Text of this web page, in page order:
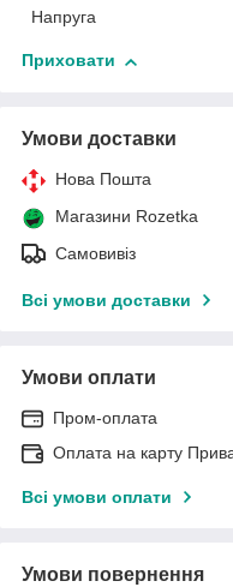
Напруга
Приховати
Умови доставки
Нова Пошта
Магазини Rozetka
Самовивіз
Всі умови доставки
Умови оплати
Пром-оплата
Оплата на карту
Всі умови оплати
Умови повернення